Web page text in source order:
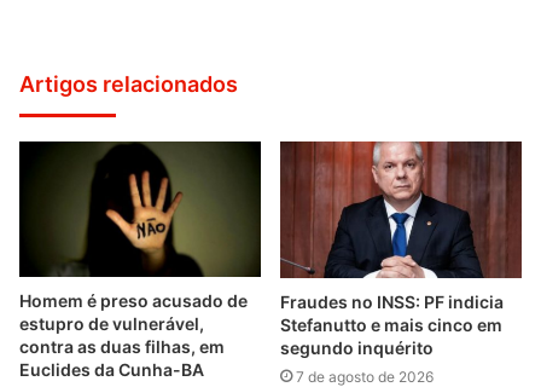
Artigos relacionados
Homem é preso acusado de
estupro de vulnerável,
contra as duas filhas, em
Euclides da Cunha-BA
Fraudes no INSS: PF indicia
Stefanutto e mais cinco em
segundo inquérito
7 de agosto de 2026